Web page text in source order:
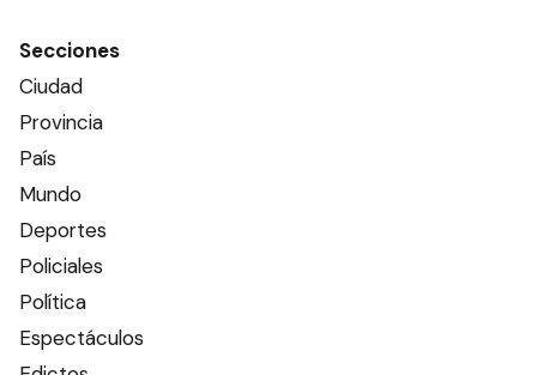
Secciones
Ciudad
Provincia
País
Mundo
Deportes
Policiales
Política
Espectáculos